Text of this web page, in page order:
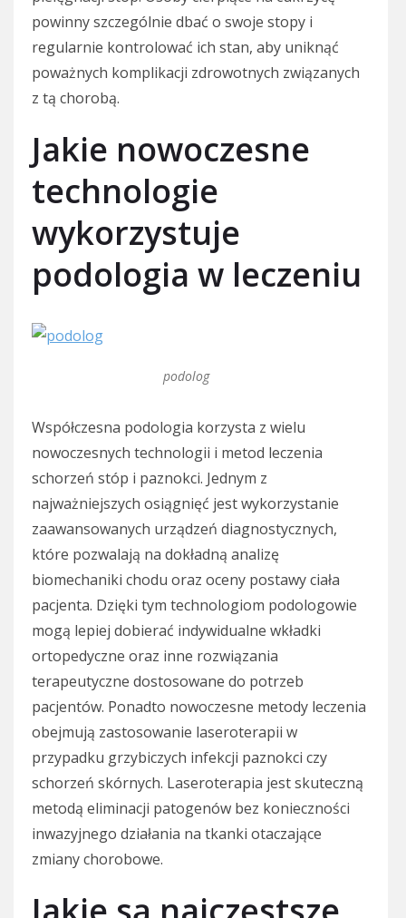
powinny szczególnie dbać o swoje stopy i
regularnie kontrolować ich stan, aby uniknąć
poważnych komplikacji zdrowotnych związanych
z tą chorobą.
Jakie nowoczesne
technologie
wykorzystuje
podologia w leczeniu
podolog
Współczesna podologia korzysta z wielu
nowoczesnych technologii i metod leczenia
schorzeń stóp i paznokci. Jednym z
najważniejszych osiągnięć jest wykorzystanie
zaawansowanych urządzeń diagnostycznych,
które pozwalają na dokładną analizę
biomechaniki chodu oraz oceny postawy ciała
pacjenta. Dzięki tym technologiom podologowie
mogą lepiej dobierać indywidualne wkładki
ortopedyczne oraz inne rozwiązania
terapeutyczne dostosowane do potrzeb
pacjentów. Ponadto nowoczesne metody leczenia
obejmują zastosowanie laseroterapii w
przypadku grzybiczych infekcji paznokci czy
schorzeń skórnych. Laseroterapia jest skuteczną
metodą eliminacji patogenów bez konieczności
inwazyjnego działania na tkanki otaczające
zmiany chorobowe.